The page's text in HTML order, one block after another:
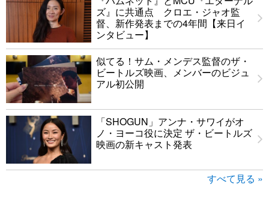
ズ』に共通点 クロエ・ジャオ監
督、新作発表までの4年間【来日イ
ンタビュー】
似てる！サム・メンデス監督のザ・
ビートルズ映画、メンバーのビジュ
アル初公開
「SHOGUN」アンナ・サワイがオ
ノ・ヨーコ役に決定 ザ・ビートルズ
映画の新キャスト発表
すべて見る »